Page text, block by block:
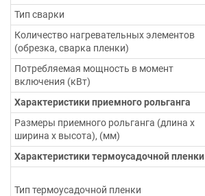
Тип сварки
Количество нагревательных элементов
(обрезка, сварка пленки)
Потребляемая мощность в момент
включения (кВт)
Характеристики приемного рольганга
Размеры приемного рольганга (длина х
ширина х высота), (мм)
Характеристики термоусадочной пленки
Тип термоусадочной пленки